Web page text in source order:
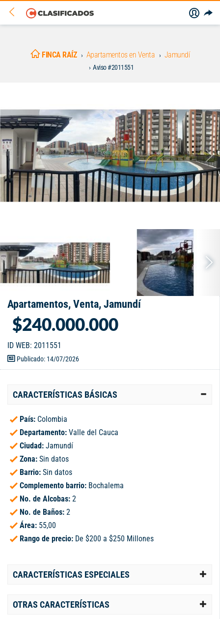
FINCA RAÍZ Apartamentos en Venta Jamundí
Aviso #2011551
Apartamentos, Venta, Jamundí
$240.000.000
ID WEB: 2011551
Publicado: 14/07/2026
CARACTERÍSTICAS BÁSICAS
País: Colombia
Departamento: Valle del Cauca
Ciudad: Jamundí
Zona: Sin datos
Barrio: Sin datos
Complemento barrio: Bochalema
No. de Alcobas: 2
No. de Baños: 2
Área: 55,00
Rango de precio: De $200 a $250 Millones
CARACTERÍSTICAS ESPECIALES
OTRAS CARACTERÍSTICAS